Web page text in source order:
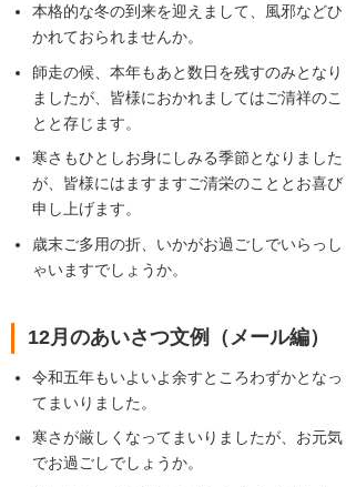
本格的な冬の到来を迎えまして、風邪などひ
かれておられませんか。
師走の候、本年もあと数日を残すのみとなり
ましたが、皆様におかれましてはご清祥のこ
とと存じます。
寒さもひとしお身にしみる季節となりました
が、皆様にはますますご清栄のこととお喜び
申し上げます。
歳末ご多用の折、いかがお過ごしでいらっし
ゃいますでしょうか。
12月のあいさつ文例（メール編）
令和五年もいよいよ余すところわずかとなっ
てまいりました。
寒さが厳しくなってまいりましたが、お元気
でお過ごしでしょうか。